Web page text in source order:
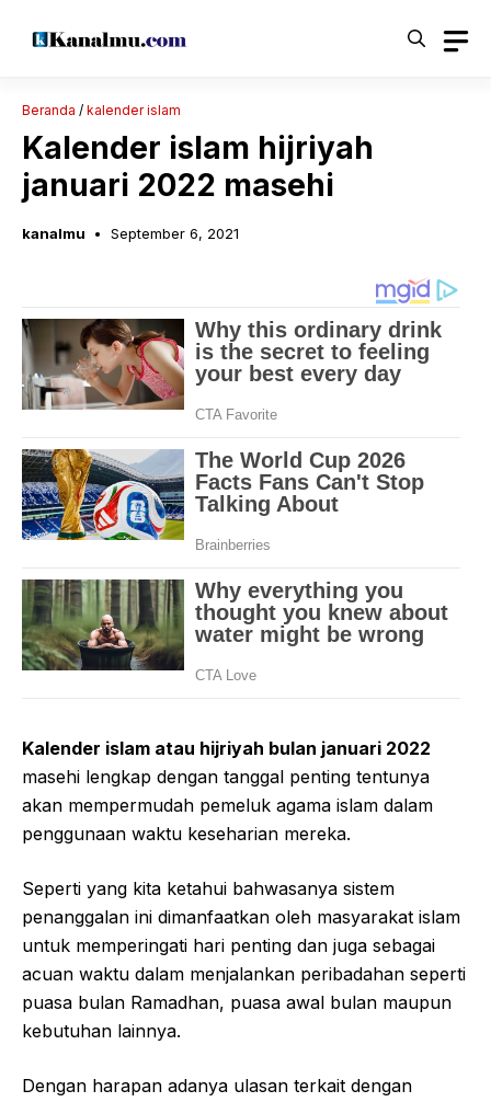
Beranda / kalender islam
Kalender islam hijriyah
januari 2022 masehi
kanalmu September 6, 2021
Kalender islam atau hijriyah bulan januari 2022
masehi lengkap dengan tanggal penting tentunya
akan mempermudah pemeluk agama islam dalam
penggunaan waktu keseharian mereka.
Seperti yang kita ketahui bahwasanya sistem
penanggalan ini dimanfaatkan oleh masyarakat islam
untuk memperingati hari penting dan juga sebagai
acuan waktu dalam menjalankan peribadahan seperti
puasa bulan Ramadhan, puasa awal bulan maupun
kebutuhan lainnya.
Dengan harapan adanya ulasan terkait dengan